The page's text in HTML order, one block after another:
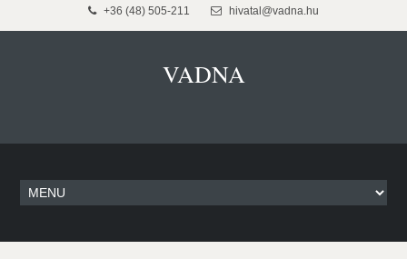
+36 (48) 505-211 hivatal@vadna.hu
VADNA